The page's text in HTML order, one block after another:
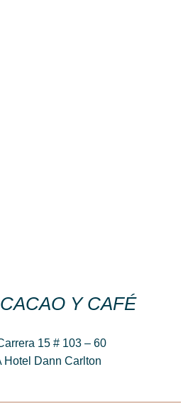
Y CAFÉ
15 # 103 – 60
Hotel Dann Carlton